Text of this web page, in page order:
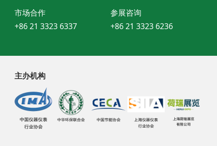
市场合作
+86 21 3323 6337
参展咨询
+86 21 3323 6236
主办机构